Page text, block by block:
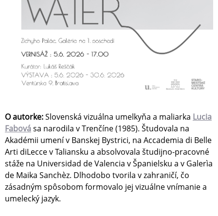
O autorke:Slovenská vizuálna umelkyňa a maliarka Lucia
Fabovása narodila v Trenčíne (1985). Študovala na
Akadémii umení v Banskej Bystrici, na Accademia di Belle
Arti diLecce v Taliansku a absolvovala študijno-pracovné
stáže na Universidad de Valencia v Španielsku a v Galerìa
de Maika Sanchèz. Dlhodobo tvorila v zahraničí, čo
zásadným spôsobom formovalo jej vizuálne vnímanie a
umelecký jazyk.